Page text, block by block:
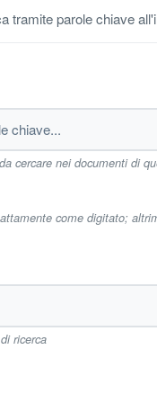
tramite parole chiave
cercare nei documenti di
come digitato;
ricerca